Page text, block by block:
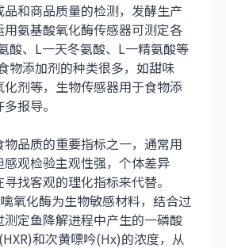
和商品质量的检测，发酵生产
氨基酸氧化酶传感器可测定各
酸、L一天冬氨酸、L一精氨酸等
物添加剂的种类很多，如甜味
剂等，生物传感器用于食物添
报导。
品质的重要指标之一，通常用
观检验主观性强，个体差异
找客观的理化指标来代替。
氧化酶为生物敏感材料，结合过
定鱼降解进程中产生的一磷酸
和次黄嘌吟(Hx)的浓度，从